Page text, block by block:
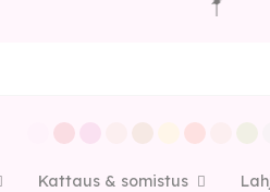
Kattaus & somistus